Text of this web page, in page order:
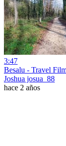
3:47
Besalu - Travel
Joshua josua_88
hace 2 años